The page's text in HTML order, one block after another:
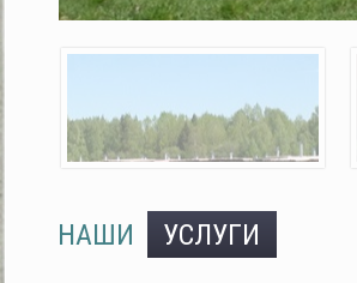
НАШИ УСЛУГИ